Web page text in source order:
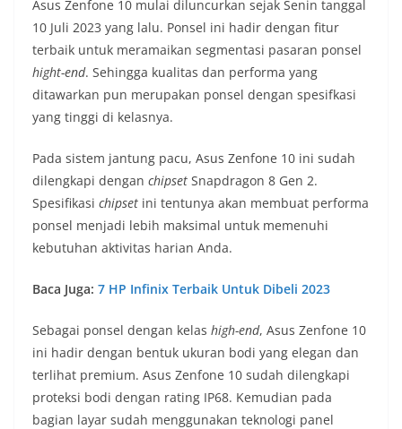
Asus Zenfone 10 mulai diluncurkan sejak Senin tanggal
10 Juli 2023 yang lalu. Ponsel ini hadir dengan fitur
terbaik untuk meramaikan segmentasi pasaran ponsel
hight-end. Sehingga kualitas dan performa yang
ditawarkan pun merupakan ponsel dengan spesifkasi
yang tinggi di kelasnya.
Pada sistem jantung pacu, Asus Zenfone 10 ini sudah
dilengkapi dengan chipset Snapdragon 8 Gen 2.
Spesifikasi chipset ini tentunya akan membuat performa
ponsel menjadi lebih maksimal untuk memenuhi
kebutuhan aktivitas harian Anda.
Baca Juga: 7 HP Infinix Terbaik Untuk Dibeli 2023
Sebagai ponsel dengan kelas high-end, Asus Zenfone 10
ini hadir dengan bentuk ukuran bodi yang elegan dan
terlihat premium. Asus Zenfone 10 sudah dilengkapi
proteksi bodi dengan rating IP68. Kemudian pada
bagian layar sudah menggunakan teknologi panel